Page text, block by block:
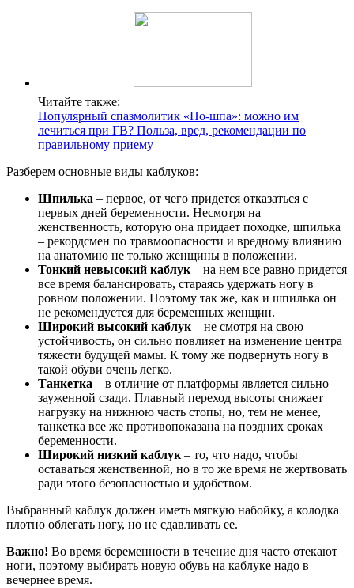
Читайте также:
Популярный спазмолитик «Но-шпа»: можно им
лечиться при ГВ? Польза, вред, рекомендации по
правильному приему
Разберем основные виды каблуков:
Шпилька – первое, от чего придется отказаться с
первых дней беременности. Несмотря на
женственность, которую она придает походке, шпилька
– рекордсмен по травмоопасности и вредному влиянию
на анатомию не только женщины в положении.
Тонкий невысокий каблук – на нем все равно придется
все время балансировать, стараясь удержать ногу в
ровном положении. Поэтому так же, как и шпилька он
не рекомендуется для беременных женщин.
Широкий высокий каблук – не смотря на свою
устойчивость, он сильно повлияет на изменение центра
тяжести будущей мамы. К тому же подвернуть ногу в
такой обуви очень легко.
Танкетка – в отличие от платформы является сильно
зауженной сзади. Плавный переход высоты снижает
нагрузку на нижнюю часть стопы, но, тем не менее,
танкетка все же противопоказана на поздних сроках
беременности.
Широкий низкий каблук – то, что надо, чтобы
оставаться женственной, но в то же время не жертвовать
ради этого безопасностью и удобством.
Выбранный каблук должен иметь мягкую набойку, а колодка
плотно облегать ногу, но не сдавливать ее.
Важно! Во время беременности в течение дня часто отекают
ноги, поэтому выбирать новую обувь на каблуке надо в
вечернее время.